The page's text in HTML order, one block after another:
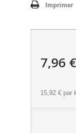
Imprimer
7,96 €
15,92 € par